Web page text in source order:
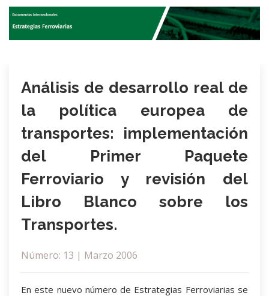
Análisis de desarrollo real de
la política europea de
transportes: implementación
del Primer Paquete
Ferroviario y revisión del
Libro Blanco sobre los
Transportes.
Número: 13 | Marzo 2006
En este nuevo número de Estrategias Ferroviarias se